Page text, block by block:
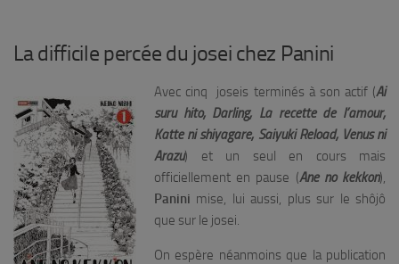
La difficile percée du josei chez Panini
Avec cinq joseis terminés à son actif (Ai
suru hito, Darling, La recette de l’amour,
Katte ni shiyagare, Saiyuki Reload, Venus ni
Arazu) et un seul en cours mais
officiellement en pause (Ane no kekkon),
Panini mise, lui aussi, plus sur le shôjô
que sur le josei.
On espère néanmoins que la publication